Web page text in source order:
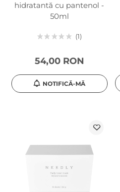
hidratantă cu pantenol -
50ml
1
54,00 RON
NOTIFICĂ-MĂ